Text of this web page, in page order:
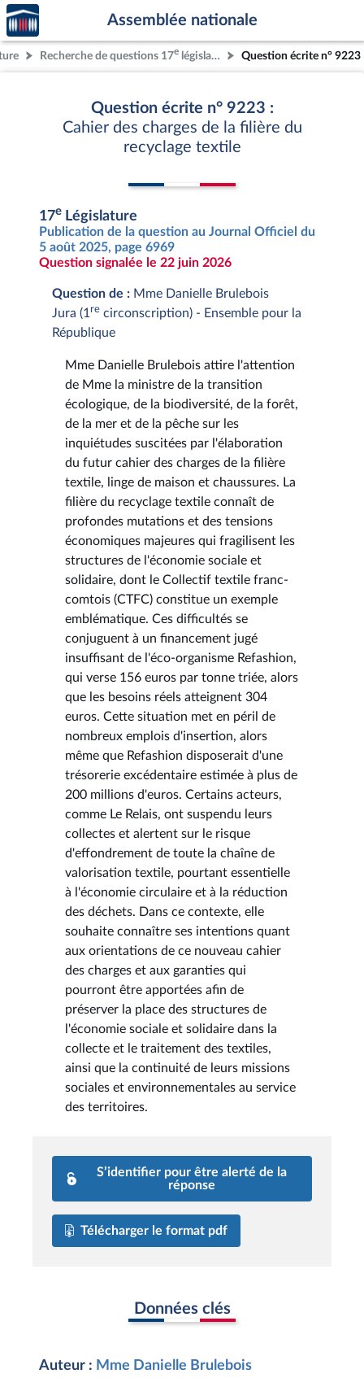
Aller au contenu
Aller en bas de la page
Accèder
à la
page
d'accueil
Assemblée nationale
Recherche de questions 17e législature Question écrite n° 9223
Question écrite n° 9223 :
Cahier des charges de la filière du
recyclage textile
17e Législature
Publication de la question au Journal Officiel du
5 août 2025, page 6969
Question signalée le 22 juin 2026
Question de : Mme Danielle Brulebois
Jura (1 re circonscription) - Ensemble pour la
République
Mme Danielle Brulebois attire l'attention
de Mme la ministre de la transition
écologique, de la biodiversité, de la forêt,
de la mer et de la pêche sur les
inquiétudes suscitées par l'élaboration
du futur cahier des charges de la filière
textile, linge de maison et chaussures. La
filière du recyclage textile connaît de
profondes mutations et des tensions
économiques majeures qui fragilisent les
structures de l'économie sociale et
solidaire, dont le Collectif textile franc-
comtois (CTFC) constitue un exemple
emblématique. Ces difficultés se
conjuguent à un financement jugé
insuffisant de l'éco-organisme Refashion,
qui verse 156 euros par tonne triée, alors
que les besoins réels atteignent 304
euros. Cette situation met en péril de
nombreux emplois d'insertion, alors
même que Refashion disposerait d'une
trésorerie excédentaire estimée à plus de
200 millions d'euros. Certains acteurs,
comme Le Relais, ont suspendu leurs
collectes et alertent sur le risque
d'effondrement de toute la chaîne de
valorisation textile, pourtant essentielle
à l'économie circulaire et à la réduction
des déchets. Dans ce contexte, elle
souhaite connaître ses intentions quant
aux orientations de ce nouveau cahier
des charges et aux garanties qui
pourront être apportées afin de
préserver la place des structures de
l'économie sociale et solidaire dans la
collecte et le traitement des textiles,
ainsi que la continuité de leurs missions
sociales et environnementales au service
des territoires.
S’identifier pour être alerté de la
réponse
Télécharger le format pdf
Données clés
Auteur : Mme Danielle Brulebois